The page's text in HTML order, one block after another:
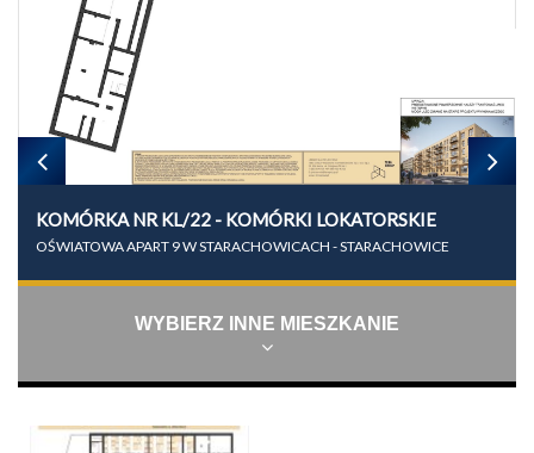
KOMÓRKA NR KL/22 - KOMÓRKI LOKATORSKIE
OŚWIATOWA APART 9 W STARACHOWICACH - STARACHOWICE
WYBIERZ INNE MIESZKANIE